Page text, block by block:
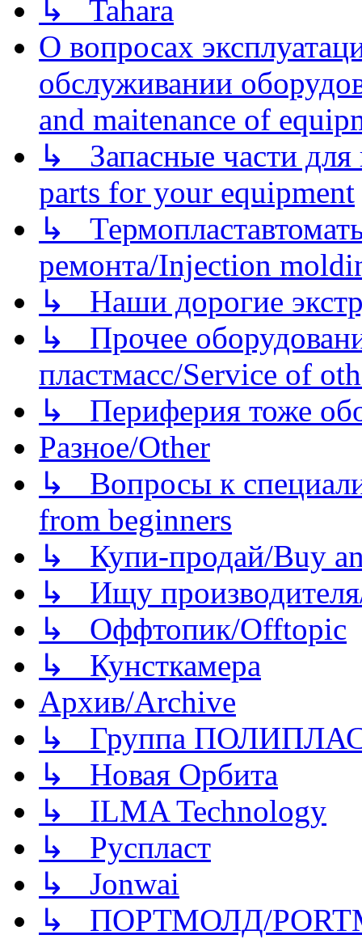
↳ Tahara
О вопросах
обслуживании
and maitenance of
↳ Запасные части для
parts for your equipment
↳
ремонта/Injection
↳ Наши дорогие
↳ Прочее
пластмасс/Service of
↳ Периферия тоже
Разное/Other
↳ Вопросы к
from beginners
↳ Купи-продай/Buy
↳ Ищу
↳ Оффтопик/Offtopic
↳ Кунсткамера
Архив/Archive
↳ Группа
↳ Новая Орбита
↳ ILMA Technology
↳ Руспласт
↳ Jonwai
↳ ПОРТМОЛД/